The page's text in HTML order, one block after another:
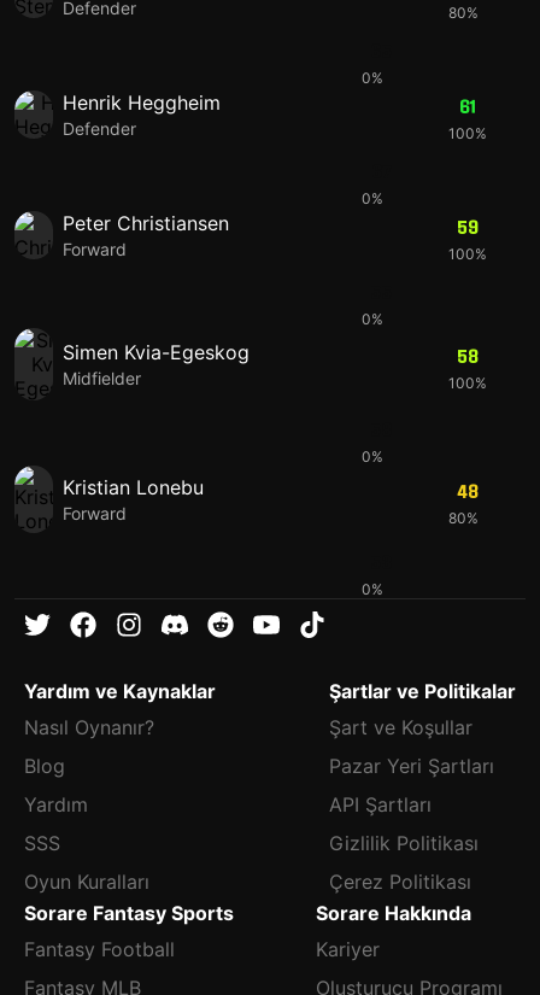
Defender 80%
0%
Henrik Heggheim
Defender
61
100%
0%
Peter Christiansen
Forward
59
100%
0%
Simen Kvia-Egeskog
Midfielder
58
100%
0%
Kristian Lonebu
Forward
48
80%
0%
Yardım ve Kaynaklar
Nasıl Oynanır?
Blog
Yardım
SSS
Oyun Kuralları
Şartlar ve Politikalar
Şart ve Koşullar
Pazar Yeri Şartları
API Şartları
Gizlilik Politikası
Çerez Politikası
Sorare Fantasy Sports
Fantasy Football
Fantasy MLB
Sorare Hakkında
Kariyer
Oluşturucu Programı